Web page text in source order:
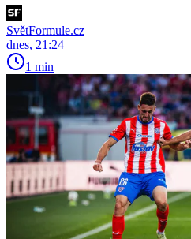
SvětFormule.cz
dnes, 21:24
1 min